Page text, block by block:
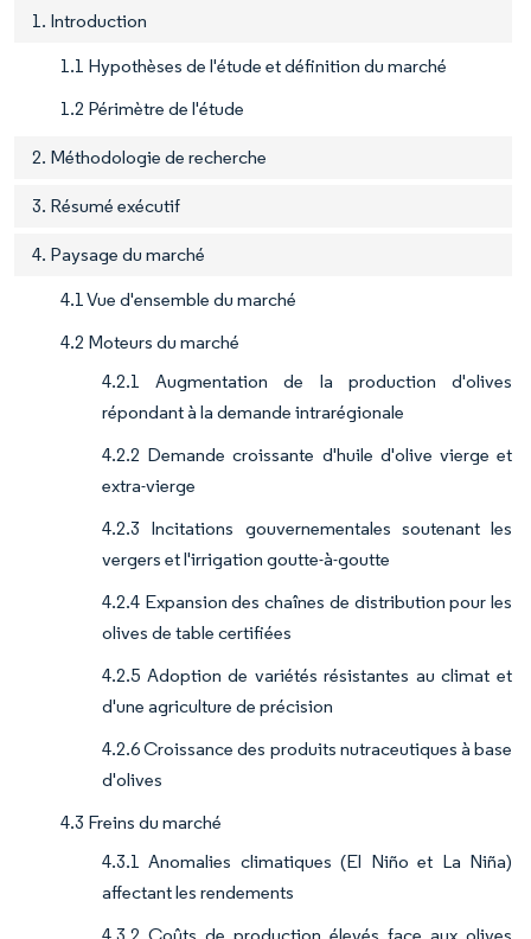
1. Introduction
1.1 Hypothèses de l'étude et définition du marché
1.2 Périmètre de l'étude
2. Méthodologie de recherche
3. Résumé exécutif
4. Paysage du marché
4.1 Vue d'ensemble du marché
4.2 Moteurs du marché
4.2.1 Augmentation de la production d'olives
répondant à la demande intrarégionale
4.2.2 Demande croissante d'huile d'olive vierge et
extra-vierge
4.2.3 Incitations gouvernementales soutenant les
vergers et l'irrigation goutte-à-goutte
4.2.4 Expansion des chaînes de distribution pour les
olives de table certifiées
4.2.5 Adoption de variétés résistantes au climat et
d'une agriculture de précision
4.2.6 Croissance des produits nutraceutiques à base
d'olives
4.3 Freins du marché
4.3.1 Anomalies climatiques (El Niño et La Niña)
affectant les rendements